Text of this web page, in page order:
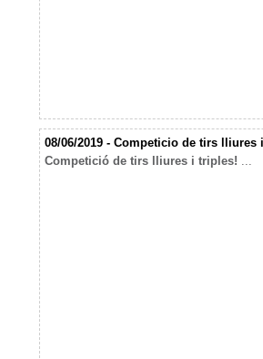
08/06/2019 - Competicio de tirs lliures
Competició de tirs lliures i triples! ...